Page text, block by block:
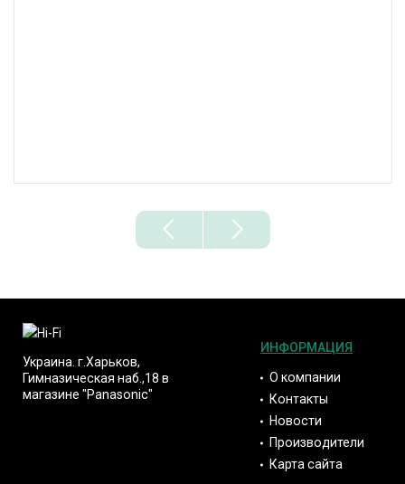
Украина. г.Харьков,
Гимназическая наб.,18 в
магазине "Panasonic"
ИНФОРМАЦИЯ
О компании
Контакты
Новости
Производители
Карта сайта